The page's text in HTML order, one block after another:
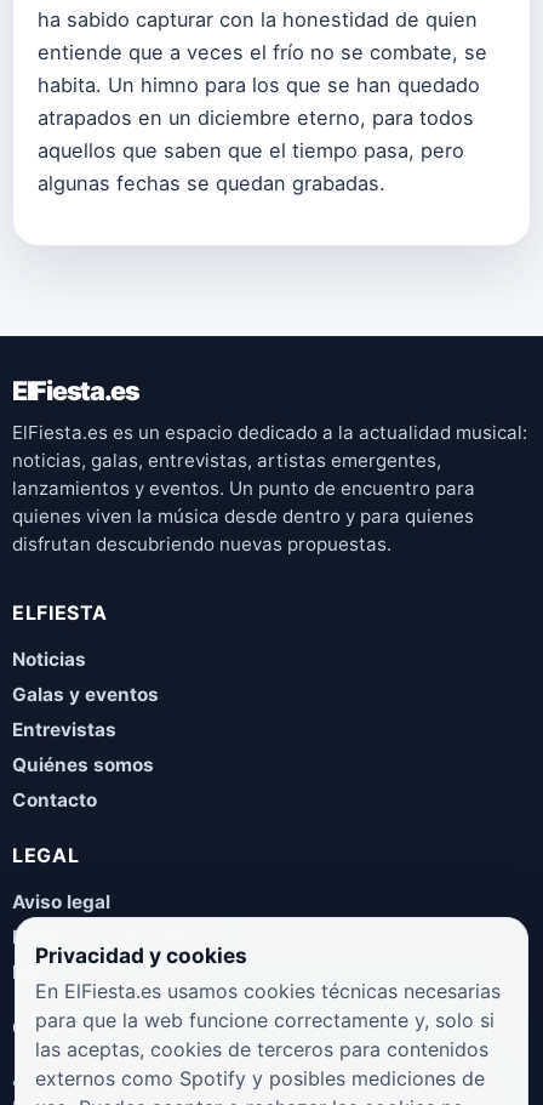
ha sabido capturar con la honestidad de quien
entiende que a veces el frío no se combate, se
habita. Un himno para los que se han quedado
atrapados en un diciembre eterno, para todos
aquellos que saben que el tiempo pasa, pero
algunas fechas se quedan grabadas.
ElFiesta.es
ElFiesta.es es un espacio dedicado a la actualidad musical:
noticias, galas, entrevistas, artistas emergentes,
lanzamientos y eventos. Un punto de encuentro para
quienes viven la música desde dentro y para quienes
disfrutan descubriendo nuevas propuestas.
ELFIESTA
Noticias
Galas y eventos
Entrevistas
Quiénes somos
Contacto
LEGAL
Aviso legal
Política de privacidad
Política de cookies
COLABORA
¿Eres artista, manager, sello o promotor? Envíanos tus
Privacidad y cookies
En ElFiesta.es usamos cookies técnicas necesarias
para que la web funcione correctamente y, solo si
las aceptas, cookies de terceros para contenidos
externos como Spotify y posibles mediciones de